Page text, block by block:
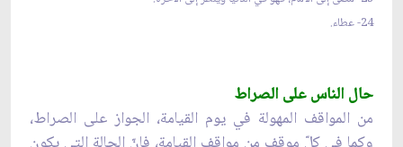
24- عطاء.
حال الناس على الصراط
من المواقف المهولة في يوم القيامة، الجواز على الصراط،